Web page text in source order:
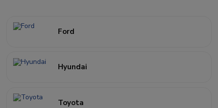
Ford
Hyundai
Toyota